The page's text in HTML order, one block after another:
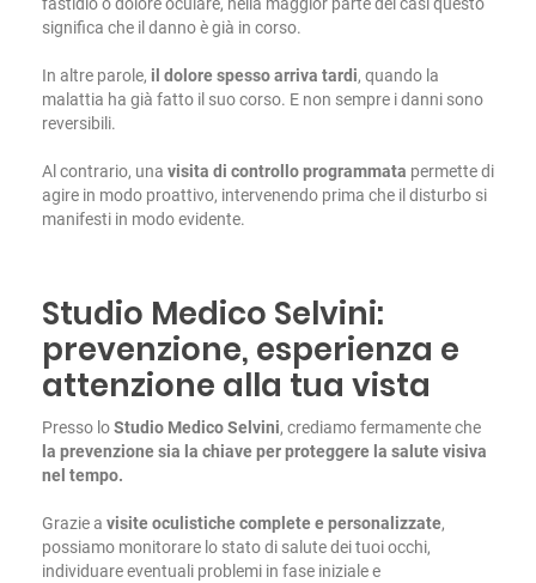
significa che il danno è già in corso.
In altre parole, il dolore spesso arriva tardi, quando la
malattia ha già fatto il suo corso. E non sempre i danni sono
reversibili.
Al contrario, una visita di controllo programmata permette di
agire in modo proattivo, intervenendo prima che il disturbo si
manifesti in modo evidente.
Studio Medico Selvini:
prevenzione, esperienza e
attenzione alla tua vista
Presso loStudio Medico Selvini, crediamo fermamente che
la prevenzione sia la chiave per proteggere la salute visiva
nel tempo.
Grazie a visite oculistiche complete e personalizzate,
possiamo monitorare lo stato di salute dei tuoi occhi,
individuare eventuali problemi in fase iniziale e